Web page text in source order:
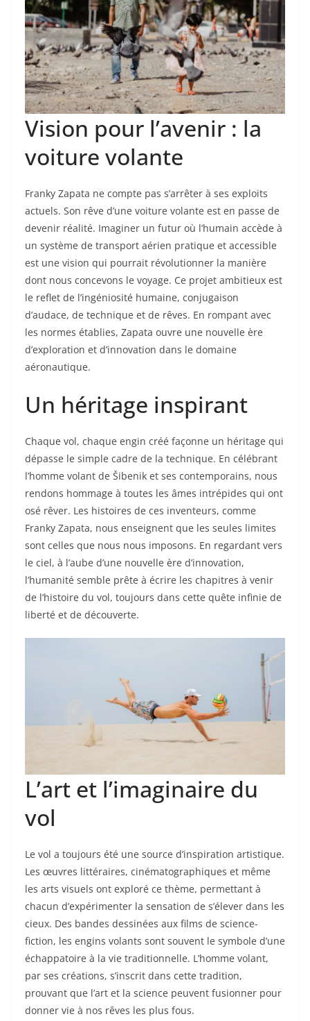
Vision pour l’avenir : la
voiture volante
Franky Zapata ne compte pas s’arrêter à ses exploits
actuels. Son rêve d’une voiture volante est en passe de
devenir réalité. Imaginer un futur où l’humain accède à
un système de transport aérien pratique et accessible
est une vision qui pourrait révolutionner la manière
dont nous concevons le voyage. Ce projet ambitieux est
le reflet de l’ingéniosité humaine, conjugaison
d’audace, de technique et de rêves. En rompant avec
les normes établies, Zapata ouvre une nouvelle ère
d’exploration et d’innovation dans le domaine
aéronautique.
Un héritage inspirant
Chaque vol, chaque engin créé façonne un héritage qui
dépasse le simple cadre de la technique. En célébrant
l’homme volant de Šibenik et ses contemporains, nous
rendons hommage à toutes les âmes intrépides qui ont
osé rêver. Les histoires de ces inventeurs, comme
Franky Zapata, nous enseignent que les seules limites
sont celles que nous nous imposons. En regardant vers
le ciel, à l’aube d’une nouvelle ère d’innovation,
l’humanité semble prête à écrire les chapitres à venir
de l’histoire du vol, toujours dans cette quête infinie de
liberté et de découverte.
L’art et l’imaginaire du
vol
Le vol a toujours été une source d’inspiration artistique.
Les œuvres littéraires, cinématographiques et même
les arts visuels ont exploré ce thème, permettant à
chacun d’expérimenter la sensation de s’élever dans les
cieux. Des bandes dessinées aux films de science-
fiction, les engins volants sont souvent le symbole d’une
échappatoire à la vie traditionnelle. L’homme volant,
par ses créations, s’inscrit dans cette tradition,
prouvant que l’art et la science peuvent fusionner pour
donner vie à nos rêves les plus fous.